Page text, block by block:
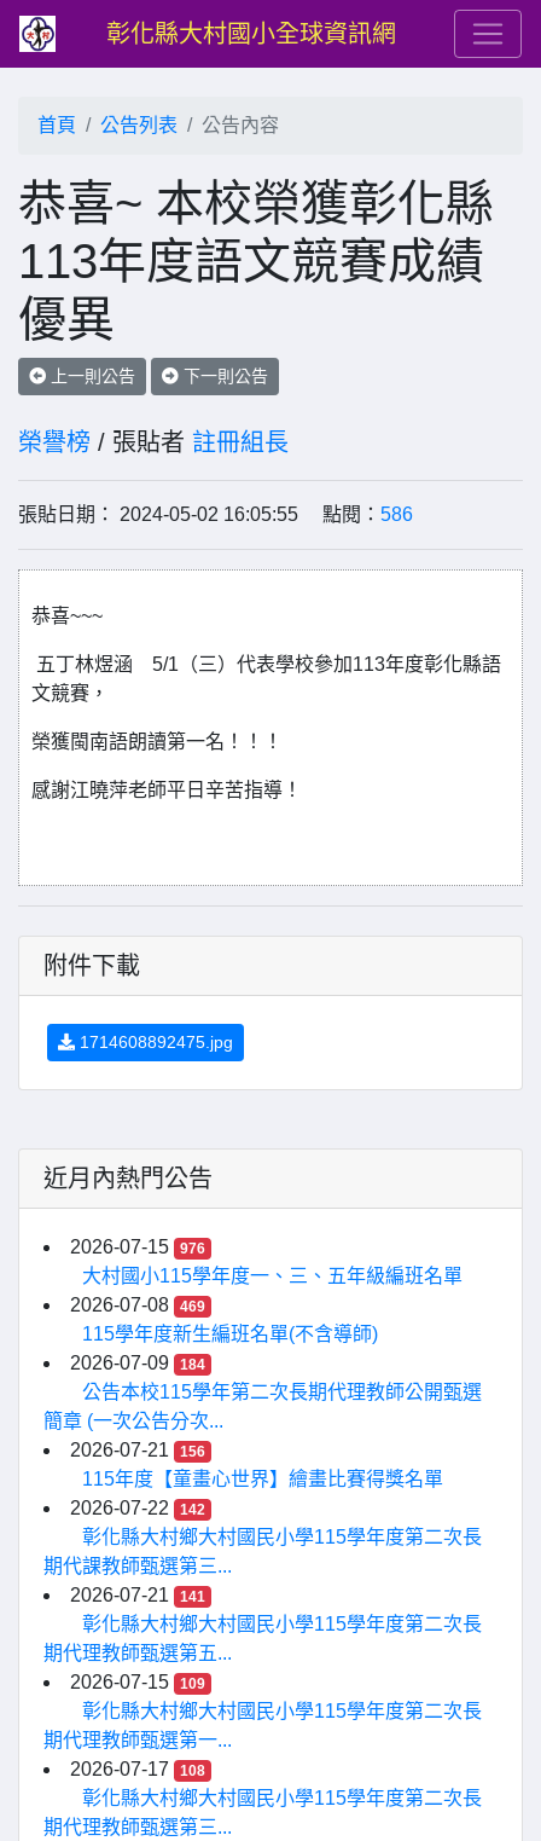
彰化縣大村國小全球資訊網
首頁 公告列表 公告內容
恭喜~ 本校榮獲彰化縣
113年度語文競賽成績
優異
上一則公告 下一則公告
榮譽榜 / 張貼者 註冊組長
張貼日期： 2024-05-02 16:05:55 點閱： 586
恭喜~~~
五丁林煜涵 5/1（三）代表學校參加113年度彰化縣語
文競賽，
榮獲閩南語朗讀第一名！！！
感謝江曉萍老師平日辛苦指導！
附件下載
1714608892475.jpg
近月內熱門公告
2026-07-15 976
大村國小115學年度一、三、五年級編班名單
2026-07-08
469
115學年度新生編班名單(不含導師)
2026-07-09
184
公告本校115學年第二次長期代理教師公開甄選
簡章 (一次公告分次...
2026-07-21
156
115年度【童畫心世界】繪畫比賽得獎名單
2026-07-22
142
彰化縣大村鄉大村國民小學115學年度第二次長
期代課教師甄選第三...
2026-07-21
141
彰化縣大村鄉大村國民小學115學年度第二次長
期代理教師甄選第五...
2026-07-15
109
彰化縣大村鄉大村國民小學115學年度第二次長
期代理教師甄選第一...
2026-07-17
108
彰化縣大村鄉大村國民小學115學年度第二次長
期代理教師甄選第三...